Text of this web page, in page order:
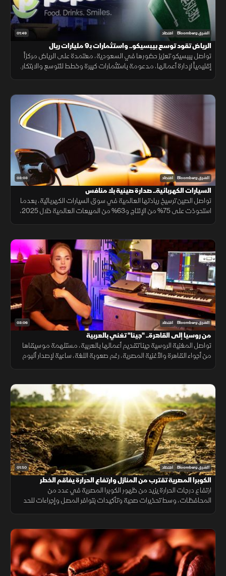
01:49 الشرق Bloomberg اقتصاد
الرياض تقود توسع بيبسيكو.. واستثمارات بـ9 مليارات ريال
تواصل بيبسيكو تعزيز حضورها في السعودية، معتمدة على الرياض مركزاً
إقليمياً لإدارة أعمالها، مدعومة باستثمارات كبيرة وخطط للتوسع والابتكار.
03:03 الشرق Bloomberg اقتصاد
السيارات الكهربائية.. صدارة صينية بلا منافس
تواصل الصين ترسيخ ريادتها العالمية في سوق السيارات الكهربائية، بعدما
استحوذت على 75% من الإنتاج و63% من المبيعات العالمية خلال 2025،
03:06 الشرق Bloomberg اقتصاد
من روسيا إلى القاهرة.. "جينا" تغني بالعربية
تواصل المغنية الروسية جينا تقديم أعمالها بالعربية، مستلهمة موسيقاها
من أجواء القاهرة والأغنية المصرية، رغم صعوبة اللغة، ساعية لإصدار ألبوم
01:50 الشرق Bloomberg اقتصاد
الكوبرا المصرية تقترب من المنازل وارتفاع الحرارة يفاقم الخطر
ارتفاع درجات الحرارة يزيد من ظهور الكوبرا المصرية في عدد من
المحافظات، وسط تحذيرات صحية وتأكيدات بتوافر المصل وإجراءات للحد